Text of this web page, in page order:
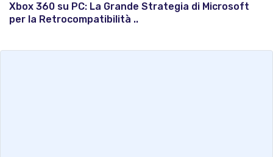
Xbox 360 su PC: La Grande Strategia di Microsoft
per la Retrocompatibilità ..